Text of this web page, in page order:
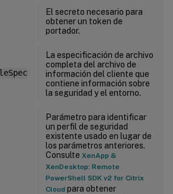
El secreto necesario para
obtener un token de
portador.
La especificación de archivo
completa del archivo de
información del cliente que
contiene información sobre
la seguridad y el entorno.
Parámetro para identificar
un perfil de seguridad
existente usado en lugar de
los parámetros anteriores.
Consulte XenApp &
XenDesktop: Remote
PowerShell SDK v2 for Citrix
Cloud para obtener